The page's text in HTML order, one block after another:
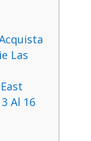
Las
Al 16